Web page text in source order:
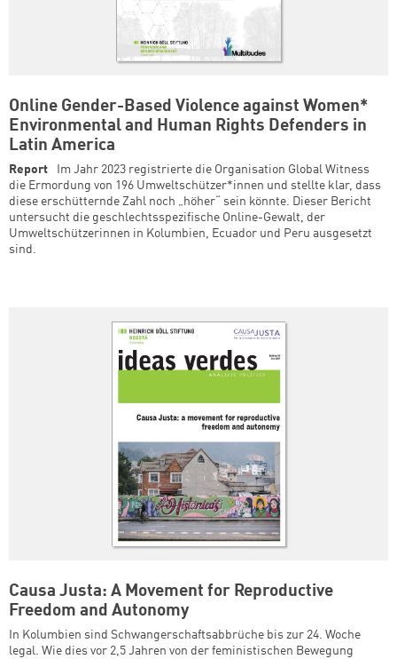
Online Gender-Based Violence against Women*
Environmental and Human Rights Defenders in
Latin America
Report
Im Jahr 2023 registrierte die Organisation Global Witness
die Ermordung von 196 Umweltschützer*innen und stellte klar, dass
diese erschütternde Zahl noch „höher“ sein könnte. Dieser Bericht
untersucht die geschlechtsspezifische Online-Gewalt, der
Umweltschützerinnen in Kolumbien, Ecuador und Peru ausgesetzt
sind.
Causa Justa: A Movement for Reproductive
Freedom and Autonomy
In Kolumbien sind Schwangerschaftsabbrüche bis zur 24. Woche
legal. Wie dies vor 2,5 Jahren von der feministischen Bewegung